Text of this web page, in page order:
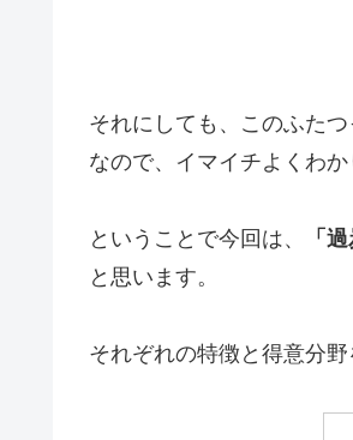
それにしても、このふた
なので、イマイチよくわか
ということで今回は、 「
と思います。
それぞれの特徴と得意分